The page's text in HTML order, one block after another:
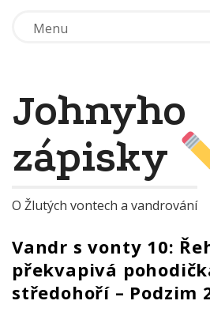
Menu
Menu
Johnyho
zápisky
O Žlutých vontech a vandrování
Vandr s vonty 10:
překvapivá
středohoří – Podzim